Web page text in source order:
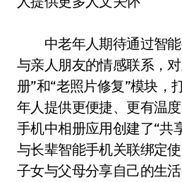
中老年人期待通过智能
与亲人朋友的情感联系，
册”和“老照片修复”模块，
年人提供更便捷、更有温
手机中相册应用创建了“共
与长辈智能手机关联绑定
子女与父母分享自己的生